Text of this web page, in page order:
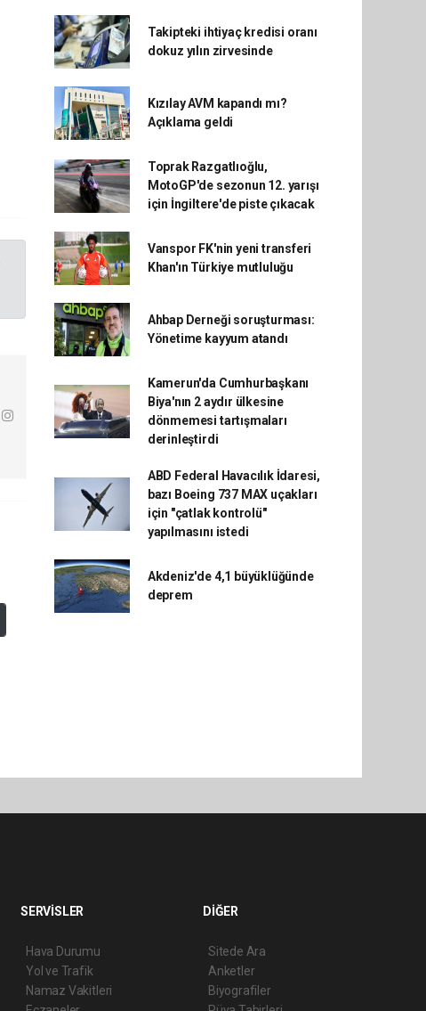
Takipteki ihtiyaç kredisi oranı
dokuz yılın zirvesinde
Kızılay AVM kapandı mı?
Açıklama geldi
Toprak Razgatlıoğlu,
MotoGP'de sezonun 12. yarışı
için İngiltere'de piste çıkacak
Vanspor FK'nin yeni transferi
Khan'ın Türkiye mutluluğu
Ahbap Derneği soruşturması:
Yönetime kayyum atandı
Kamerun'da Cumhurbaşkanı
Biya'nın 2 aydır ülkesine
dönmemesi tartışmaları
derinleştirdi
ABD Federal Havacılık İdaresi,
bazı Boeing 737 MAX uçakları
için "çatlak kontrolü"
yapılmasını istedi
Akdeniz'de 4,1 büyüklüğünde
deprem
SERVİSLER
Hava Durumu
Yol ve Trafik
Namaz Vakitleri
DİĞER
Sitede Ara
Anketler
Biyografiler